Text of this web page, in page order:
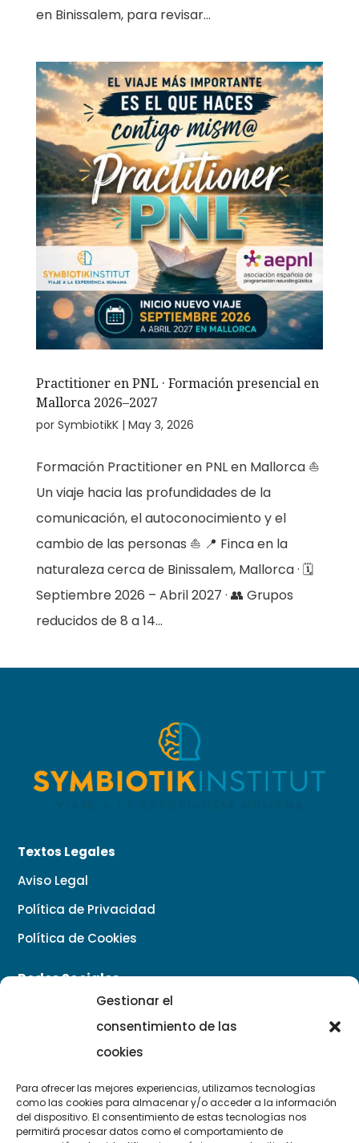
Gestionar el
consentimiento de las
cookies
Para ofrecer las mejores experiencias, utilizamos tecnologías
como las cookies para almacenar y/o acceder a la información
del dispositivo. El consentimiento de estas tecnologías nos
permitirá procesar datos como el comportamiento de
en Binissalem, para revisar...
Practitioner en PNL · Formación presencial en
Mallorca 2026–2027
por SymbiotikK| May 3, 2026
Formación Practitioner en PNL en Mallorca ⛵️
Un viaje hacia las profundidades de la
comunicación, el autoconocimiento y el
cambio de las personas ⛵️ 📍 Finca en la
naturaleza cerca de Binissalem, Mallorca · 🗓️
Septiembre 2026 – Abril 2027 · 👥 Grupos
reducidos de 8 a 14...
Textos Legales
Aviso Legal
Política de Privacidad
Política de Cookies
Redes Sociales
Contacto